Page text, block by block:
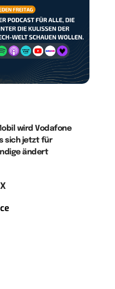
wird Vodafone
sich jetzt für
ändert